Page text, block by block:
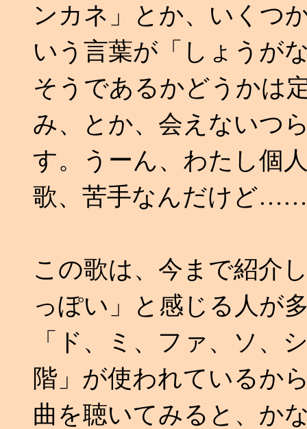
ンカネ」とか、いくつ
いう言葉が「しょうが
そうであるかどうかは
み、とか、会えないつ
す。うーん、わたし個
歌、苦手なんだけど……
この歌は、今まで紹介
っぽい」と感じる人が
「ド、ミ、ファ、ソ、
階」が使われているか
曲を聴いてみると、か